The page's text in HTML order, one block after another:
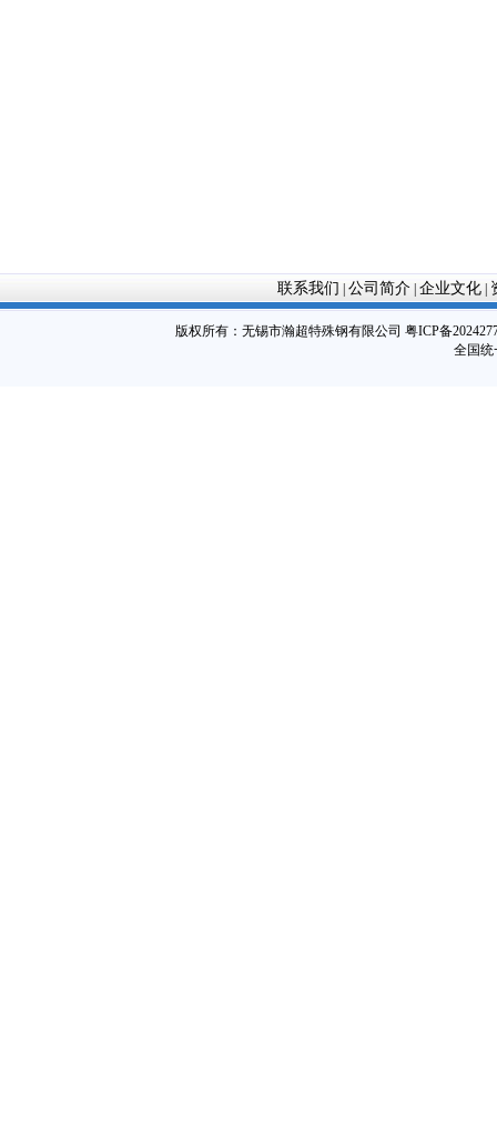
联系我们 | 公司简介| 企业文化|
版权所有： 无锡市瀚超特殊钢有限公司 粤ICP备
全国